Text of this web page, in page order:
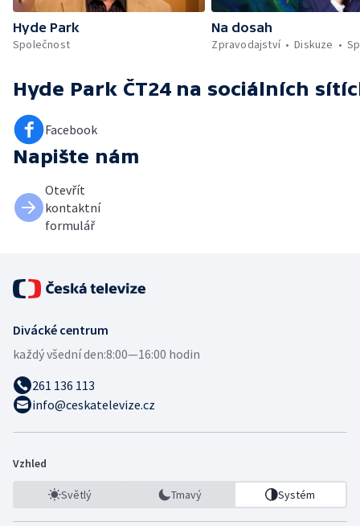
Hyde Park
Společnost
Na dosah
Zpravodajství
Diskuze
Hyde Park ČT24 na sociálních
Facebook
Napište nám
Otevřít
kontaktní
formulář
Divácké centrum
každý všední den:8:00—16:00 hodin
261 136 113
info@ceskatelevize.cz
Vzhled
Světlý Tmavý Systém